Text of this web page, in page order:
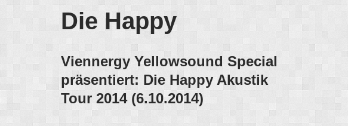
Die Happy
Viennergy Yellowsound Special
präsentiert: Die Happy Akustik
Tour 2014 (6.10.2014)